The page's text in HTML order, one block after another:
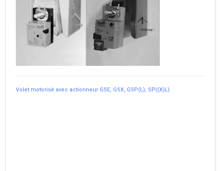
Volet motorisé avec actionneur GSE, GSX, GSP(L), SP((X)L)